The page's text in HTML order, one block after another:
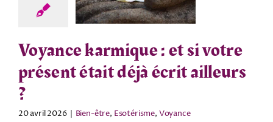
Voyance karmique : et si votre
présent était déjà écrit ailleurs
?
20 avril 2026 | Bien-être, Esotérisme, Voyance